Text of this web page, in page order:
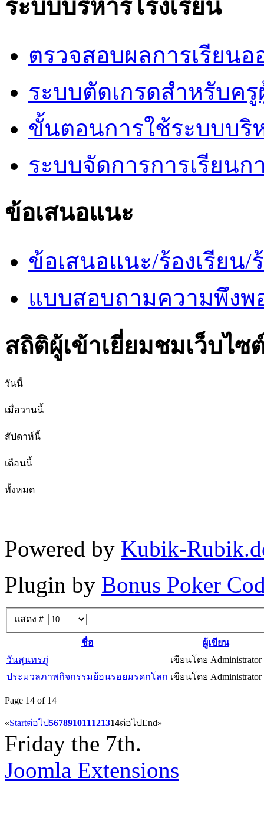
ระบบบริหารโรงเรียน
ตรวจสอบผลการเรียน
ระบบตัดเกรดสำหรับค
ขั้นตอนการใช้ระบบบริ
ระบบจัดการการเรียน
ข้อเสนอแนะ
ข้อเสนอแนะ/ร้องเรียน/
แบบสอบถามความพึงพ
สถิติผู้เข้าเยี่ยมชมเว็บไซ
วันนี้
เมื่อวานนี้
สัปดาห์นี้
เดือนนี้
ทั้งหมด
Powered by Kubik-
Plugin by Bonus Poker
แสดง #
ชื่อ
ผู้เขียน
วันสุนทรภู่
เขียนโดย Administrator
ประมวลภาพกิจกรรมย้อนรอยมรดกโลก เขียนโดย Administrator
Page 14 of 14
«Startต่อไป567891011121314ต่อไปEnd»
Friday the 7th.
Joomla Extensions